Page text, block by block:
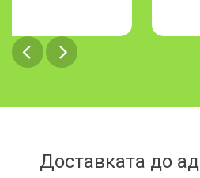
Доставката до